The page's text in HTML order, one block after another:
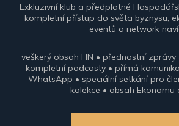
Exkluzivní klub a předplatné
kompletní přístup do světa byznysu,
eventů a network
veškerý obsah HN • přednostní zprávy
kompletní podcasty • přímá
WhatsApp • speciální setkání pro
kolekce • obsah Ekonomu